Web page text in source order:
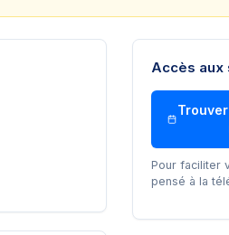
Accès aux
Pour faciliter
pensé à la